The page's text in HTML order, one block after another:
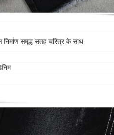
निर्माण समृद्ध सतह चरित्र के साथ